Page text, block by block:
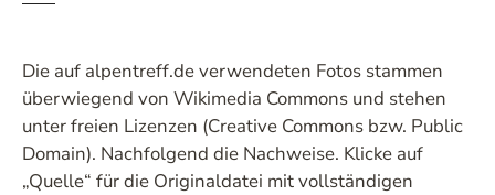
Die auf alpentreff.de verwendeten Fotos stammen
überwiegend von Wikimedia Commons und stehen
unter freien Lizenzen (Creative Commons bzw. Public
Domain). Nachfolgend die Nachweise. Klicke auf
„Quelle“ für die Originaldatei mit vollständigen